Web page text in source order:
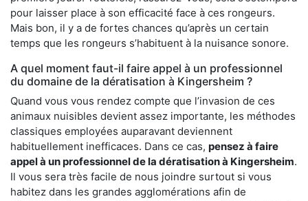
pour laisser place à son efficacité face à ces rongeurs.
Mais bon, il y a de fortes chances qu’après un certain
temps que les rongeurs s’habituent à la nuisance sonore.
A quel moment faut-il faire appel à un professionnel
du domaine de la dératisation à Kingersheim ?
Quand vous vous rendez compte que l’invasion de ces
animaux nuisibles devient assez importante, les méthodes
classiques employées auparavant deviennent
habituellement inefficaces. Dans ce cas, pensez à faire
appel à un professionnel de la dératisation à Kingersheim.
Il vous sera très facile de nous joindre surtout si vous
habitez dans les grandes agglomérations afin de